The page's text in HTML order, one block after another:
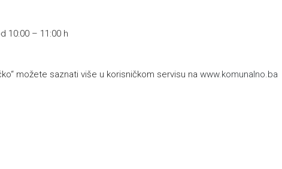
10:00 – 11:00 h
možete saznati više u korisničkom servisu na www.komunalno.ba